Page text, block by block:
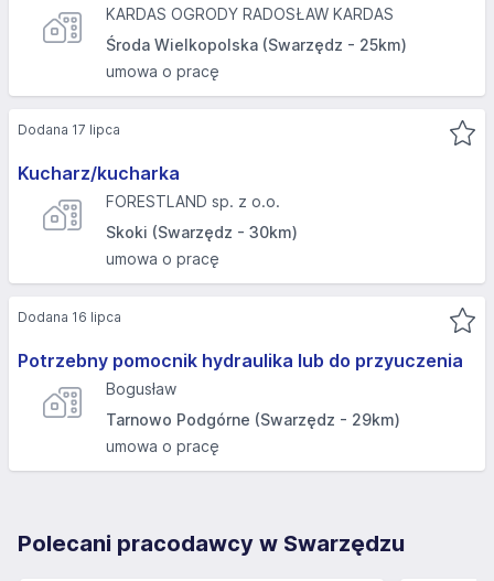
KARDAS OGRODY RADOSŁAW KARDAS
Środa Wielkopolska (Swarzędz - 25km)
umowa o pracę
Kucharz/kucharka
FORESTLAND sp. z o.o.
Skoki (Swarzędz - 30km)
umowa o pracę
Dodana 17 lipca
Potrzebny pomocnik hydraulika lub do przyuczenia
Bogusław
Tarnowo Podgórne (Swarzędz - 29km)
umowa o pracę
Dodana 16 lipca
Polecani pracodawcy w Swarzędzu